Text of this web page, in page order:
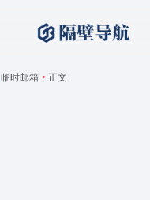
临时邮箱 • 正文